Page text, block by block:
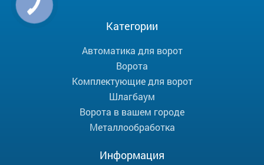
Категории
Автоматика для ворот
Ворота
Комплектующие для ворот
Шлагбаум
Ворота в вашем городе
Металлообработка
Информация